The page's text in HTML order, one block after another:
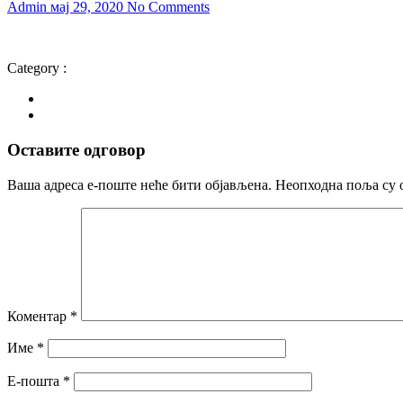
Admin мај 29, 2020 No Comments
Category :
Оставите одговор
Ваша адреса е-поште неће бити објављена. Неопходна поља су
Коментар *
Име *
Е-пошта *